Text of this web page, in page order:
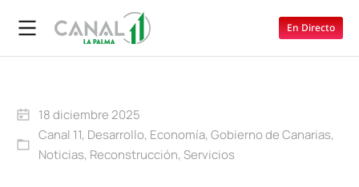
En Directo
18 diciembre 2025
Canal 11, Desarrollo, Economía, Gobierno de Canarias,
Noticias, Reconstrucción, Servicios